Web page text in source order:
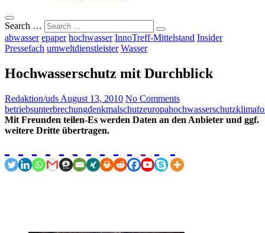
Search …
abwasser epaper hochwasser InnoTreff-Mittelstand Insider
Pressefach umweltdienstleister Wasser
Hochwasserschutz mit Durchblick
Redaktion/uds August 13, 2010 No Comments
betriebsunterbrechungdenkmalschutzeuropahochwasserschutz
Mit Freunden teilen-Es werden Daten an den Anbieter und ggf.
weitere Dritte übertragen.